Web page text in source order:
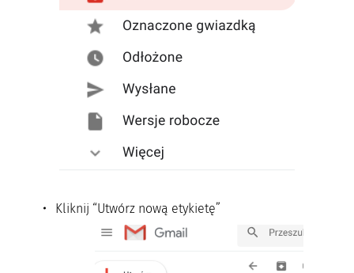
Kliknij “Utwórz nową etykietę”